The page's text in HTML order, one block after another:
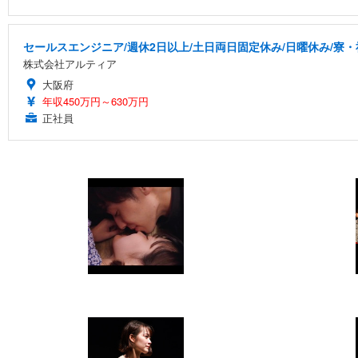
セールスエンジニア/週休2日以上/土日両日固定休み/日曜休み/寮
株式会社アルティア
大阪府
年収450万円～630万円
正社員